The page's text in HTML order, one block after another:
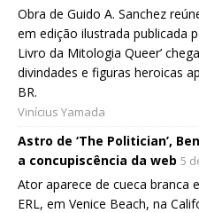
Obra de Guido A. Sanchez
em edição ilustrada publicada
Livro da Mitologia Queer’
divindades e figuras heroicas
BR.
Vinícius Yamada
Astro de ‘The Politician’,
a concupiscência da web 5
Ator aparece de cueca branca
ERL, em Venice Beach, na